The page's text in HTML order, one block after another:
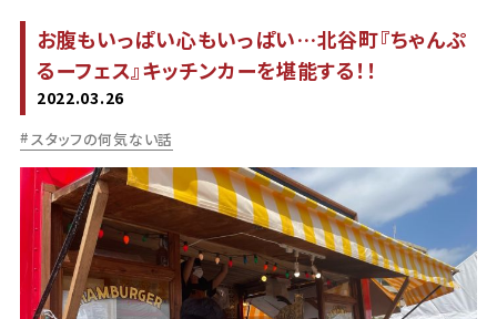
お腹もいっぱい心もいっぱい…北谷町『ちゃんぷ
るーフェス』キッチンカーを堪能する！！
2022.03.26
スタッフの何気ない話